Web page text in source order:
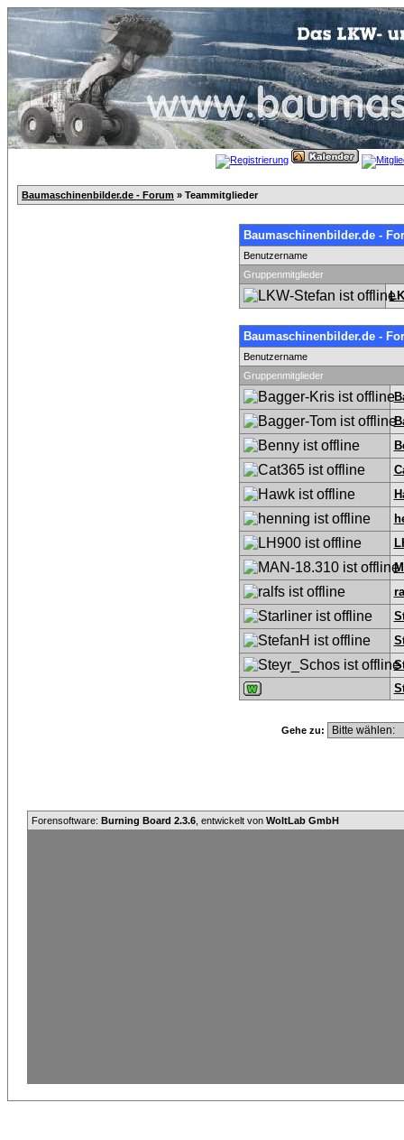
Baumaschinenbilder.de - Forum » Teammitglieder
Baumaschinenbilder.de -
Benutzername
Gruppenmitglieder
Baumaschinenbilder.de -
Benutzername
Gruppenmitglieder
Gehe zu:
Forensoftware: Burning Board 2.3.6 , entwickelt von WoltLab GmbH